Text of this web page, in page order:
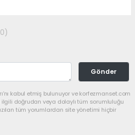
Gönder
kabul etmiş bulunuyor ve korfezmanset.com
ilgili doğrudan veya dolaylı tüm sorumluluğu
tüm yorumlardan site yönetimi hiçbir